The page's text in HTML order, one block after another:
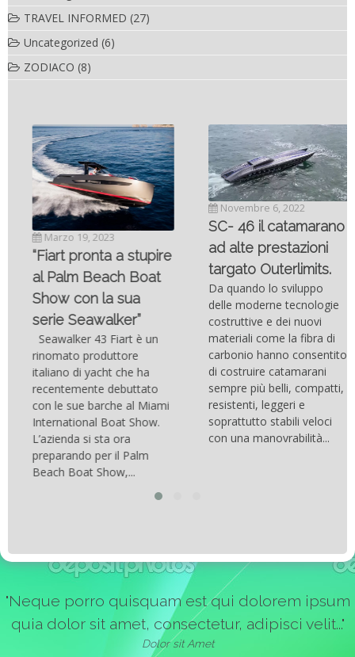
TRAVEL INFORMED (27)
Uncategorized (6)
ZODIACO (8)
Marzo 19, 2023
“Fiart pronta a stupire
al Palm Beach Boat
Show con la sua
serie Seawalker”
Seawalker 43 Fiart è un
rinomato produttore
italiano di yacht che ha
recentemente debuttato
con le sue barche al Miami
International Boat Show.
L’azienda si sta ora
preparando per il Palm
Beach Boat Show,...
Novembre 6, 2022
SC- 46 il catamarano
ad alte prestazioni
targato Outerlimits.
Da quando lo sviluppo
delle moderne tecnologie
costruttive e dei nuovi
materiali come la fibra di
carbonio hanno consentito
di costruire catamarani
sempre più belli, compatti,
resistenti, leggeri e
soprattutto stabili veloci
con una manovrabilità...
"Neque porro quisquam est qui dolorem ipsum
quia dolor sit amet, consectetur, adipisci velit..."
Dolor sit Amet